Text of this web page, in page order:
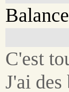
C'est
J'ai des